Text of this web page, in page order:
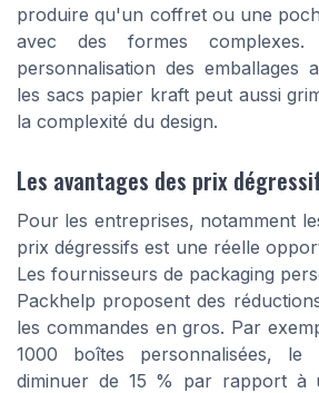
produire qu'un coffret ou une
avec des formes
personnalisation des emballages
les sacs papier kraft peut aussi
la complexité du design.
Les avantages des prix
Pour les entreprises, notamment
prix dégressifs est une réelle
Les fournisseurs de packaging
Packhelp proposent des
les commandes en gros. Par
1000 boîtes personnalisées,
diminuer de 15 % par rapport à